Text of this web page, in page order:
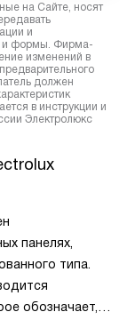
на Сайте, носят
и
и формы. Фирма-
изменений в
должен
в инструкции и
Электролюкс
панелях,
типа.
обозначает,